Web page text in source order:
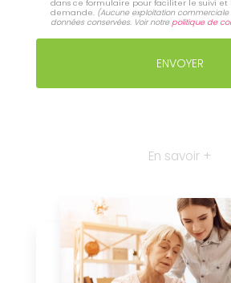
dans ce formulaire pour faciliter le suivi
demande. (Aucune exploitation
données conservées. Voir notrepolitique de
En savoir +